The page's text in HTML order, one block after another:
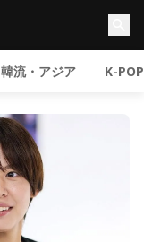
韓流・アジア K-POP